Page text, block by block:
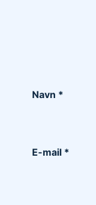
Navn *
E-mail *